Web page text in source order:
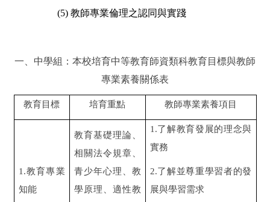
(5) 教師專業倫理之認同與實踐
一、中學組：本校培育中等教育師資類科教育目標與教師
專業素養關係表
教育目標 培育重點 教師專業素養項目
1.教育專業
知能
教育基礎理論、
相關法令規章、
青少年心理、教
學原理、適性教
1.了解教育發展的理念與
實務
2.了解並尊重學習者的發
展與學習需求